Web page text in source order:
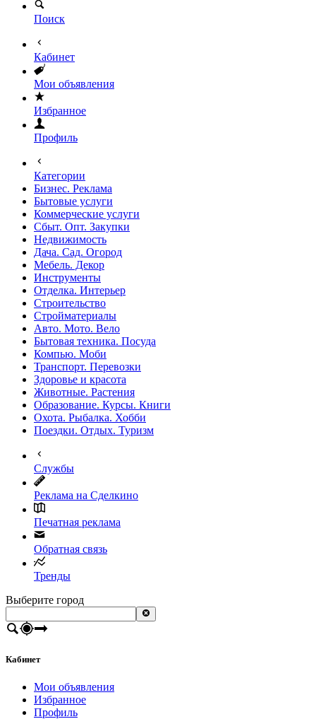
Поиск
Кабинет
Мои объявления
Избранное
Профиль
Категории
Бизнес. Реклама
Бытовые услуги
Коммерческие услуги
Сбыт. Опт. Закупки
Недвижимость
Дача. Сад. Огород
Мебель. Декор
Инструменты
Отделка. Интерьер
Строительство
Стройматериалы
Авто. Мото. Вело
Бытовая техника. Посуда
Компью. Моби
Транспорт. Перевозки
Здоровье и красота
Животные. Растения
Образование. Курсы. Книги
Охота. Рыбалка. Хобби
Поездки. Отдых. Туризм
Службы
Реклама на Сделкино
Печатная реклама
Обратная связь
Тренды
Выберите город
Кабинет
Мои объявления
Избранное
Профиль